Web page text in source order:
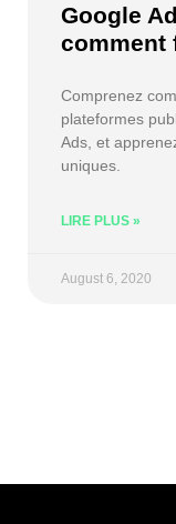
Google
comment
Comprenez
plateformes
Ads, et
uniques.
LIRE PLUS »
August 6, 2020